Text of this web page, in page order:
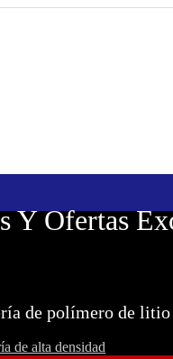
Y Ofertas
de polímero de litio
de alta densidad